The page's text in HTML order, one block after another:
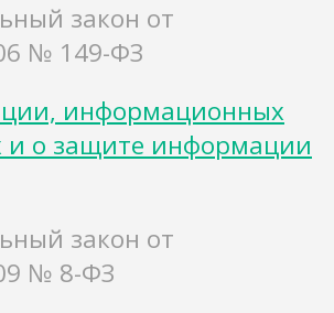
закон от
№ 149-ФЗ
информационных
и о защите информации
закон от
№ 8-ФЗ